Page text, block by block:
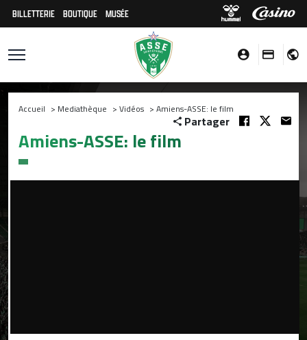
BILLETTERIE BOUTIQUE MUSÉE
Accueil > Mediathèque > Vidéos > Amiens-ASSE: le film
Partager
Amiens-ASSE: le film